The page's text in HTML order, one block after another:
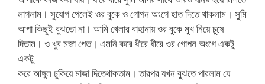
লাগলাম। সুযোগ পেলেই ওর বুকে ও গোপন অংগে হাত দিতে থাকলাম। সুমি
আপা কিছুই বুঝতো না। আমি খেলার বাহানায় ওর বুকে মুখ নিয়ে চুষে
দিতাম। ও খুব মজা পেত। এমনি করে ধীরে ধীরে ওর গোপন অংগে একটু
একটু
করে আঙ্গুল ঢুকিয়ে মাজা দিতেথাকতাম। তারপর যখন বুঝতে পারলাম যে